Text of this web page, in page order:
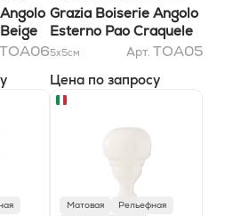
TOA06
Grazia Boiserie Angolo
Esterno Pao Craquele
3x6,5
5x5см Арт. TOA05
Цена по запросу
Матовая
Рельефная